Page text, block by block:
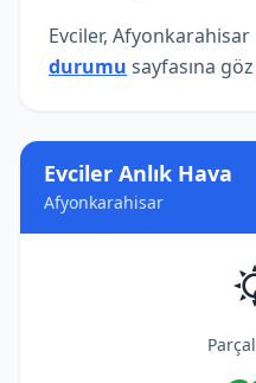
Evciler Anlık Hava
Afyonkarahisar
Evciler, Afyonkarahisar
durumu sayfasına